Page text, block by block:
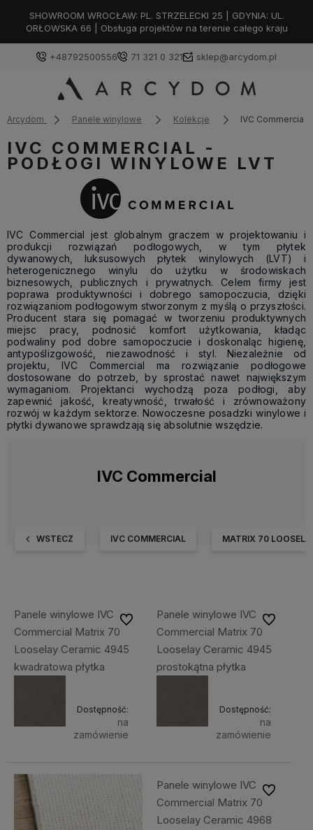
SHOWROOM WROCŁAW: PL. STRZELECKI 25 | GDYNIA: UL.
ORŁOWSKA 66 | Obsługa projektów na terenie całego kraju
+48792500556 71 321 0 321 sklep@arcydom.pl
Arcydom Panele winylowe Kolekcje IVC Commercial
IVC COMMERCIAL -
PODŁOGI WINYLOWE LVT
IVC Commercial jest globalnym graczem w projektowaniu i
produkcji rozwiązań podłogowych, w tym płytek
dywanowych, luksusowych płytek winylowych (LVT) i
heterogenicznego winylu do użytku w środowiskach
biznesowych, publicznych i prywatnych. Celem firmy jest
poprawa produktywności i dobrego samopoczucia, dzięki
rozwiązaniom podłogowym stworzonym z myślą o przyszłości.
Producent stara się pomagać w tworzeniu produktywnych
miejsc pracy, podnosić komfort użytkowania, kładąc
podwaliny pod dobre samopoczucie i doskonaląc higienę,
antypoślizgowość, niezawodność i styl. Niezależnie od
projektu, IVC Commercial ma rozwiązanie podłogowe
dostosowane do potrzeb, by sprostać nawet największym
wymaganiom. Projektanci wychodzą poza podłogi, aby
zapewnić jakość, kreatywność, trwałość i zrównoważony
rozwój w każdym sektorze. Nowoczesne posadzki winylowe i
płytki dywanowe sprawdzają się absolutnie wszędzie.
IVC Commercial
WSTECZ IVC COMMERCIAL MATRIX 70
Panele winylowe IVC
Commercial Matrix 70
Looselay Ceramic 4945
kwadratowa płytka
Dostępność:
na
zamówienie
Do ulubionychPanele winylowe IVC
Commercial Matrix 70
Looselay Ceramic 4945
prostokątna płytka
Dostępność:
na
zamówienie
Do
Panele winylowe IVC
Commercial Matrix 70
Looselay Ceramic 4968
Do